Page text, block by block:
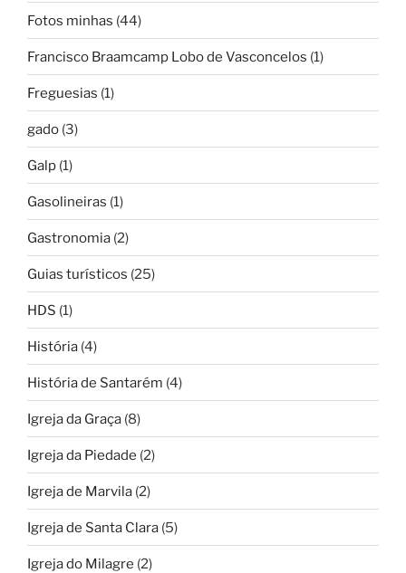
Fotos minhas (44)
Francisco Braamcamp Lobo de Vasconcelos (1)
Freguesias (1)
gado (3)
Galp (1)
Gasolineiras (1)
Gastronomia (2)
Guias turísticos (25)
HDS (1)
História (4)
História de Santarém (4)
Igreja da Graça (8)
Igreja da Piedade (2)
Igreja de Marvila (2)
Igreja de Santa Clara (5)
Igreja do Milagre (2)